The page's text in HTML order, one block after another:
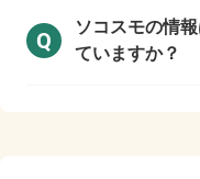
Q
ソコスモの情
ていますか？